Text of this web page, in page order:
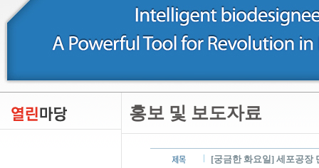
홍보 및 보도자료
[궁금한 화요일] 세포공장